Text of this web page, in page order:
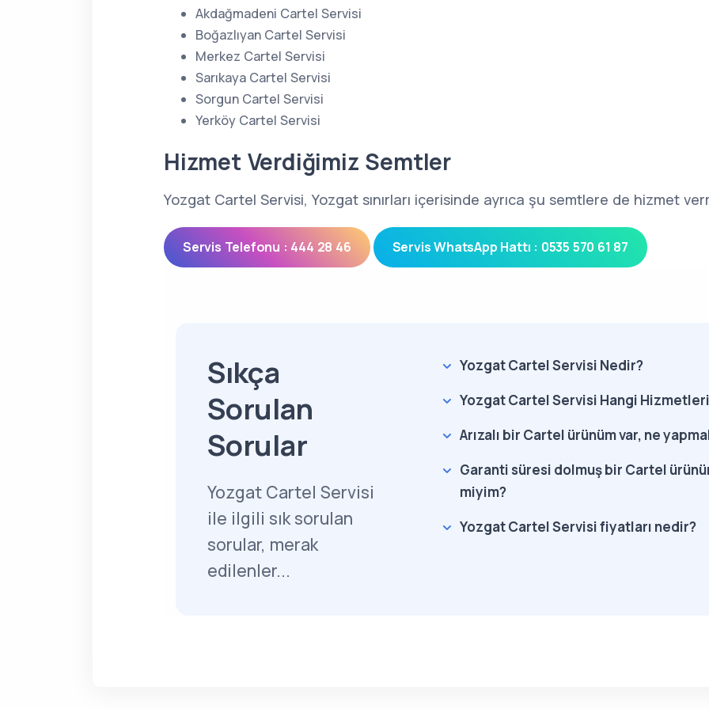
Akdağmadeni Cartel Servisi
Boğazlıyan Cartel Servisi
Merkez Cartel Servisi
Sarıkaya Cartel Servisi
Sorgun Cartel Servisi
Yerköy Cartel Servisi
Hizmet Verdiğimiz Semtler
Yozgat Cartel Servisi, Yozgat sınırları içerisinde ayrıca şu semtlere de hizmet
Servis Telefonu : 444 28 46 Servis WhatsApp Hattı : 0535 570 61 87
Sıkça
Sorulan
Sorular
Yozgat Cartel Servisi
ile ilgili sık sorulan
sorular, merak
edilenler...
Yozgat Cartel Servisi Nedir?
Yozgat Cartel Servisi Hangi
Arızalı bir Cartel ürünüm var, ne
Garanti süresi dolmuş bir Cartel
miyim?
Yozgat Cartel Servisi fiyatları nedir?